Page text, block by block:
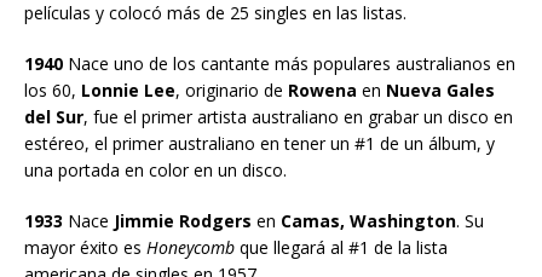
películas y colocó más de 25 singles en las listas.
1940 Nace uno de los cantante más populares australianos en
los 60, Lonnie Lee, originario de Rowena en Nueva Gales
del Sur, fue el primer artista australiano en grabar un disco en
estéreo, el primer australiano en tener un #1 de un álbum, y
una portada en color en un disco.
1933 Nace Jimmie Rodgers en Camas, Washington. Su
mayor éxito es Honeycomb que llegará al #1 de la lista